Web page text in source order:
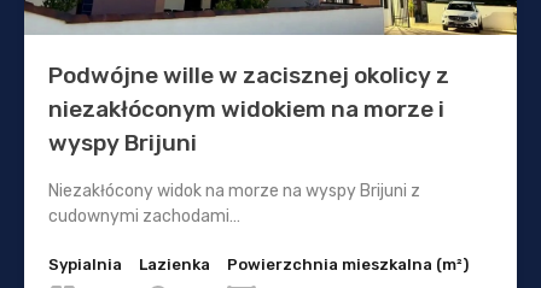
Podwójne wille w zacisznej okolicy z
niezakłóconym widokiem na morze i
wyspy Brijuni
Niezakłócony widok na morze na wyspy Brijuni z
cudownymi zachodami…
Sypialnia
Lazienka
Powierzchnia mieszkalna (m²)